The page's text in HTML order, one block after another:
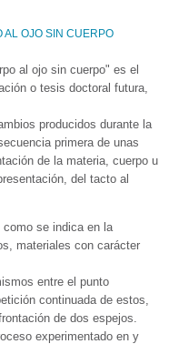
AL OJO SIN CUERPO
al ojo sin cuerpo" es el
o tesis doctoral futura,
producidos durante la
primera de unas
de la materia, cuerpo u
del tacto al
se indica en la
materiales con carácter
entre el punto
continuada de estos,
de dos espejos.
experimentado en y